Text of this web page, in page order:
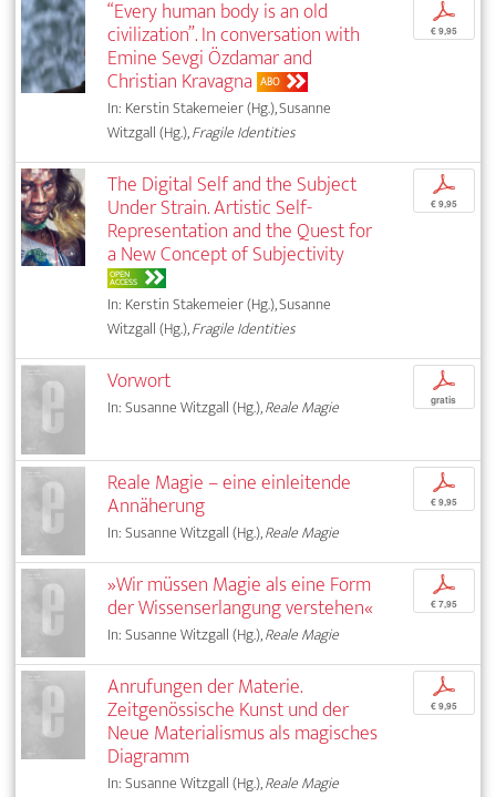
“Every human body is an old
civilization”. In conversation with
Emine Sevgi Özdamar and
Christian Kravagna ABO
In: Kerstin Stakemeier (Hg.), Susanne
Witzgall (Hg.),Fragile Identities
p
€ 9,95
The Digital Self and the Subject
Under Strain. Artistic Self-
Representation and the Quest for
a New Concept of Subjectivity
OPEN
ACCESS
In: Kerstin Stakemeier (Hg.), Susanne
Witzgall (Hg.),Fragile Identities
p
€ 9,95
Vorwort
In: Susanne Witzgall (Hg.),Reale Magie
p
gratis
Reale Magie – eine einleitende
Annäherung
In: Susanne Witzgall (Hg.),Reale Magie
p
€ 9,95
»Wir müssen Magie als eine Form
der Wissenserlangung verstehen«
In: Susanne Witzgall (Hg.),Reale Magie
p
€ 7,95
Anrufungen der Materie.
Zeitgenössische Kunst und der
Neue Materialismus als magisches
Diagramm
In: Susanne Witzgall (Hg.),Reale Magie
p
€ 9,95